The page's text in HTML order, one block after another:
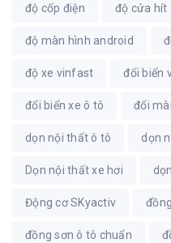
độ cốp điện độ cửa hít
độ màn hình android
độ xe vinfast đổi biển
đổi biển xe ô tô đổi
dọn nội thất ô tô dọn
Dọn nội thất xe hơi
Động cơ SKyactiv
đồng sơn ô tô chuẩn